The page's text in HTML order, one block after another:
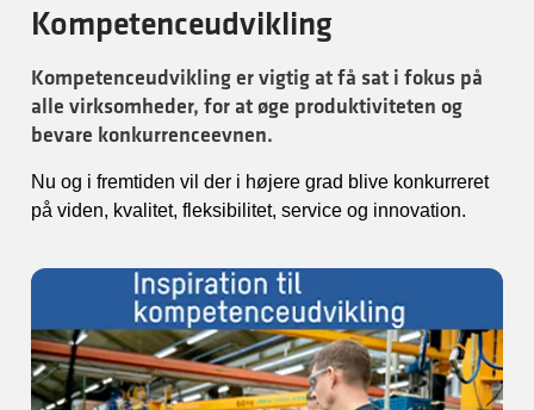
Kompetenceudvikling
Kompetenceudvikling er vigtig at få sat i fokus på
alle virksomheder, for at øge produktiviteten og
bevare konkurrenceevnen.
Nu og i fremtiden vil der i højere grad blive konkurreret
på viden, kvalitet, fleksibilitet, service og innovation.